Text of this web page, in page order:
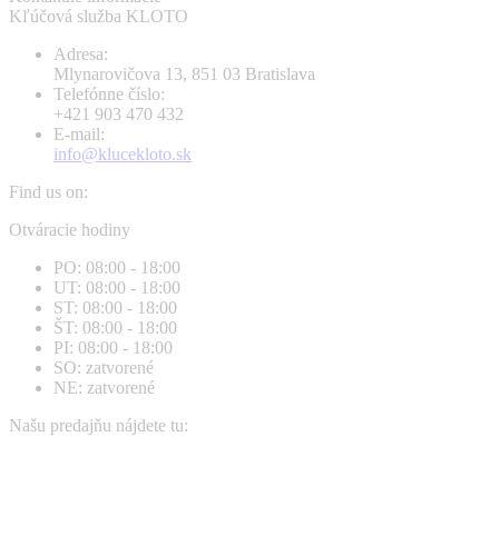
Kľúčová služba KLOTO
Adresa:
Mlynarovičova 13, 851 03 Bratislava
Telefónne číslo:
+421 903 470 432
E-mail:
info@klucekloto.sk
Find us on:
Facebook
opens
new
window
Instagram
opens
new
window
Otváracie hodiny
PO: 08:00 - 18:00
UT: 08:00 - 18:00
ST: 08:00 - 18:00
ŠT: 08:00 - 18:00
PI: 08:00 - 18:00
SO: zatvorené
NE: zatvorené
Našu predajňu nájdete tu: